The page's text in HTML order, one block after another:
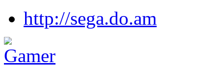
http://sega.do.am